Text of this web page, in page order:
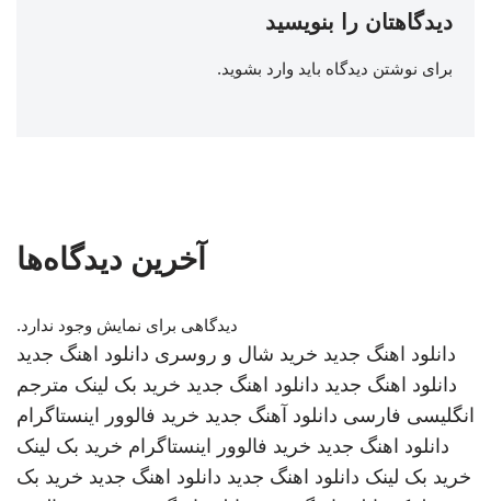
دیدگاهتان را بنویسید
برای نوشتن دیدگاه باید وارد بشوید.
آخرین دیدگاه‌ها
دیدگاهی برای نمایش وجود ندارد.
دانلود اهنگ جدید خرید شال و روسری دانلود اهنگ جدید
دانلود اهنگ جدید دانلود اهنگ جدید خرید بک لینک مترجم
انگلیسی فارسی دانلود آهنگ جدید خرید فالوور اینستاگرام
دانلود اهنگ جدید خرید فالوور اینستاگرام خرید بک لینک
خرید بک لینک دانلود اهنگ جدید دانلود اهنگ جدید خرید بک